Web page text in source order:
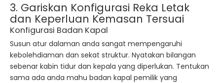
3. Gariskan Konfigurasi Reka Letak
dan Keperluan Kemasan Tersuai
Konfigurasi Badan Kapal
Susun atur dalaman anda sangat mempengaruhi
kebolehdiaman dan sekat struktur. Nyatakan bilangan
sebenar kabin tidur dan kepala yang diperlukan. Tentukan
sama ada anda mahu badan kapal pemilik yang